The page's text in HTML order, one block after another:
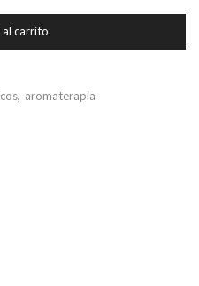
carrito
, aromaterapia